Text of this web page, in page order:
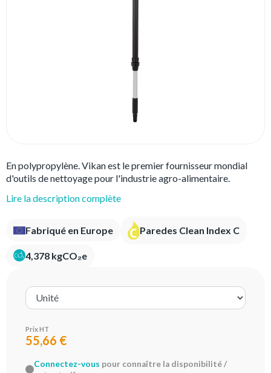
En polypropylène. Vikan est le premier fournisseur mondial
d'outils de nettoyage pour l'industrie agro-alimentaire.
Lire la description complète
Fabriqué en Europe Paredes Clean Index C
4,378 kgCO₂e
Prix HT
55,66 €
Connectez-vous pour connaître la disponibilité /